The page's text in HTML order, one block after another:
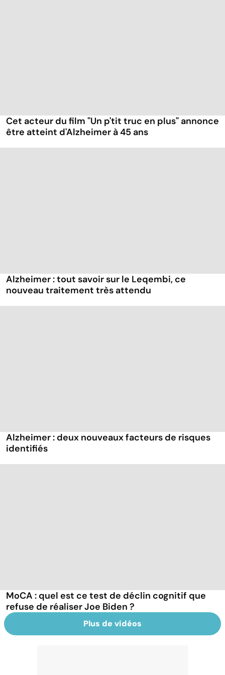
Cet acteur du film "Un p'tit truc en plus" annonce
être atteint d'Alzheimer à 45 ans
Alzheimer : tout savoir sur le Leqembi, ce
nouveau traitement très attendu
Alzheimer : deux nouveaux facteurs de risques
identifiés
MoCA : quel est ce test de déclin cognitif que
refuse de réaliser Joe Biden ?
Plus de vidéos